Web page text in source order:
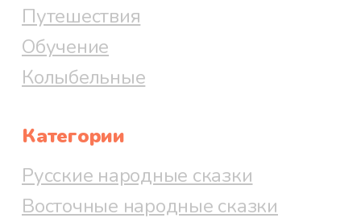
Путешествия
Обучение
Колыбельные
Категории
Русские народные сказки
Восточные народные сказки